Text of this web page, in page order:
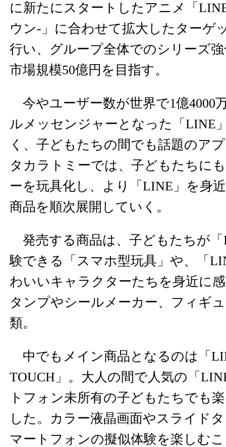
に新たにスタートしたアニメ「
ウン-」に合わせて拡大したターゲ
行い、グループ全体でのシリーズ
市場規模50億円を目指す。
今やユーザー数が世界で1億4000
ルメッセンジャーとなった「LINE
く、子どもたちの間でも話題のア
タカラトミーでは、子どもたちに
ーを玩具化し、より「LINE」を身
商品を順次展開していく。
発売する商品は、子どもたちが
験できる「スマホ型玩具」や、「
わいいキャラクターたちを身近に
タンプやシールメーカー、フィギ
類。
中でもメイン商品となるのは「
TOUCH」。大人の間で人気の「
トフォン未所有の子どもたちでも
した。カラー液晶画面やスライド
マートフォンの擬似体験を楽しむ